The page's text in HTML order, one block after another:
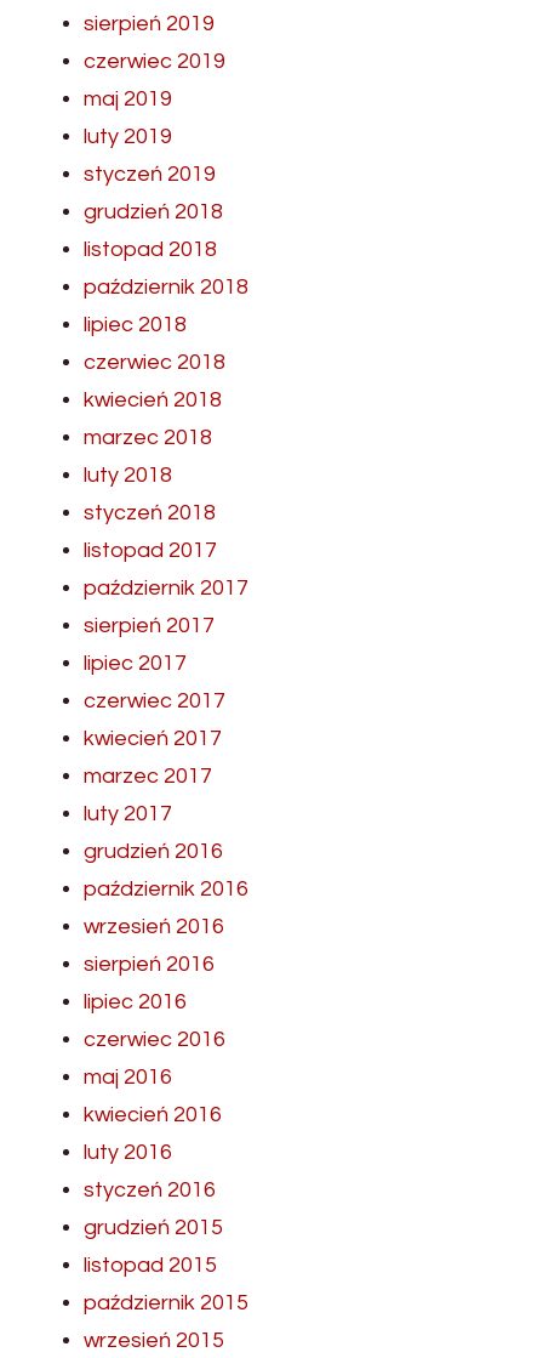
sierpień 2019
czerwiec 2019
maj 2019
luty 2019
styczeń 2019
grudzień 2018
listopad 2018
październik 2018
lipiec 2018
czerwiec 2018
kwiecień 2018
marzec 2018
luty 2018
styczeń 2018
listopad 2017
październik 2017
sierpień 2017
lipiec 2017
czerwiec 2017
kwiecień 2017
marzec 2017
luty 2017
grudzień 2016
październik 2016
wrzesień 2016
sierpień 2016
lipiec 2016
czerwiec 2016
maj 2016
kwiecień 2016
luty 2016
styczeń 2016
grudzień 2015
listopad 2015
październik 2015
wrzesień 2015